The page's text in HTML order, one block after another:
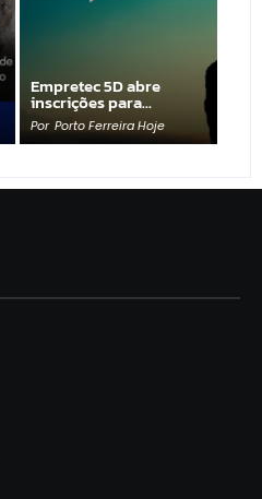
Empretec 5D abre
inscrições para…
Por Porto Ferreira Hoje